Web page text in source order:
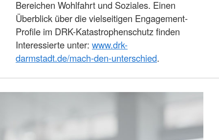
Bereichen Wohlfahrt und Soziales. Einen
Überblick über die vielseitigen Engagement-
Profile im DRK-Katastrophenschutz finden
Interessierte unter: www.drk-
darmstadt.de/mach-den-unterschied.